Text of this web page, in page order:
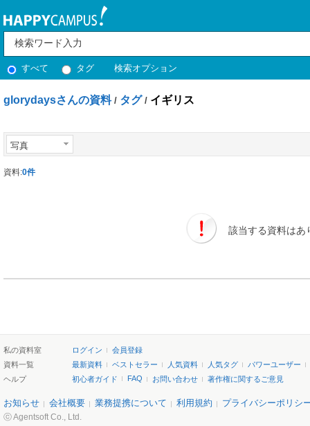
すべて タグ 検索オプション
glorydaysさんの資料 / タグ / イギリス
写真
資料:0件
該当する資料はあ
私の資料室 ログイン
会員登録
資料一覧
最新資料 ベストセラー 人気資料 人気タグ
パワーユーザー
ヘルプ
初心者ガイド FAQ お問い合わせ 著作権に関するご意見
お知らせ 会社概要 業務提携について 利用規約 プライバシーポリシ
ⓒ Agentsoft Co., Ltd.